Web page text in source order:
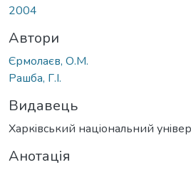
2004
Автори
Єрмолаєв, О.М.
Рашба, Г.І.
Видавець
Харкiвський нацiональний
Анотація